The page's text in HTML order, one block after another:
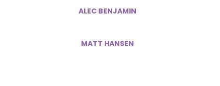
ALEC BENJAMIN
MATT HANSEN